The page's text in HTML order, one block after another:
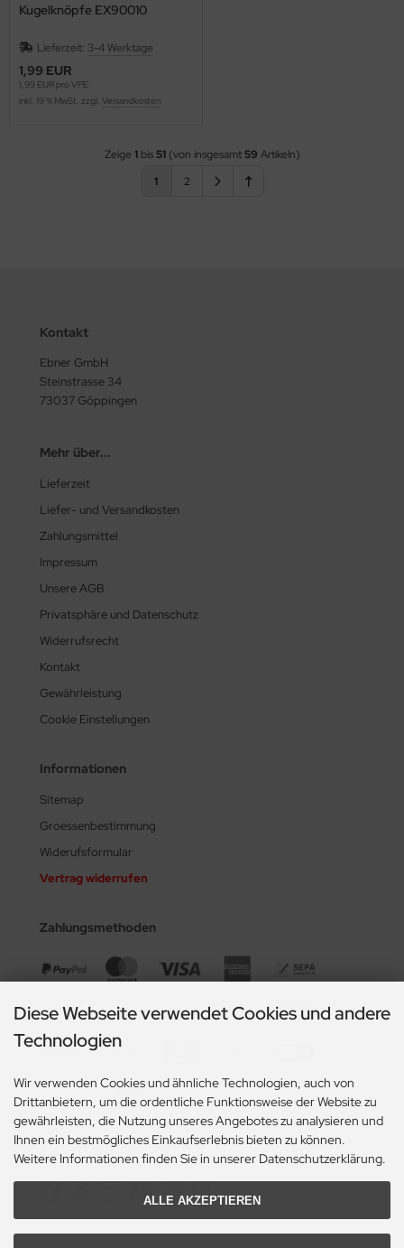
Kugelknöpfe EX90010
Lieferzeit: 3-4 Werktage
1,99 EUR
1,99 EUR pro VPE
inkl. 19 % MwSt. zzgl. Versandkosten
Zeige 1bis 51(von insgesamt 59 Artikeln)
1
2
Kontakt
Ebner GmbH
Steinstrasse 34
73037 Göppingen
Mehr über...
Lieferzeit
Liefer- und Versandkosten
Zahlungsmittel
Impressum
Unsere AGB
Privatsphäre und Datenschutz
Widerrufsrecht
Kontakt
Gewährleistung
Cookie Einstellungen
Informationen
Sitemap
Groessenbestimmung
Widerufsformular
Vertrag widerrufen
Zahlungsmethoden
Social Media
Diese Webseite verwendet Cookies und andere
Technologien
Wir verwenden Cookies und ähnliche Technologien, auch von
Drittanbietern, um die ordentliche Funktionsweise der Website zu
gewährleisten, die Nutzung unseres Angebotes zu analysieren und
Ihnen ein bestmögliches Einkaufserlebnis bieten zu können.
Weitere Informationen finden Sie in unserer Datenschutzerklärung.
ALLE AKZEPTIEREN